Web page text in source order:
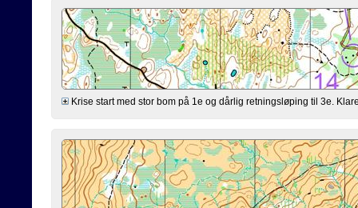
Krise start med stor bom på 1e og dårlig retningsløping til 3e.